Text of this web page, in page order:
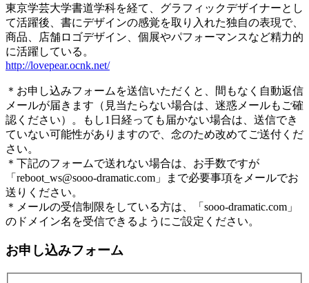
東京学芸大学書道学科を経て、グラフィックデザイナーとし
て活躍後、書にデザインの感覚を取り入れた独自の表現で、
商品、店舗ロゴデザイン、個展やパフォーマンスなど精力的
に活躍している。
http://lovepear.ocnk.net/
＊お申し込みフォームを送信いただくと、間もなく自動返信
メールが届きます（見当たらない場合は、迷惑メールもご確
認ください）。もし1日経っても届かない場合は、送信でき
ていない可能性がありますので、念のため改めてご送付くだ
さい。
＊下記のフォームで送れない場合は、お手数ですが
「reboot_ws@sooo-dramatic.com」まで必要事項をメールでお
送りください。
＊メールの受信制限をしている方は、「sooo-dramatic.com」
のドメイン名を受信できるようにご設定ください。
お申し込みフォーム